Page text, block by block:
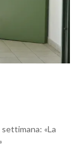
«La